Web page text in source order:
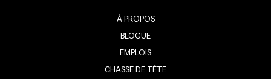
À PROPOS
BLOGUE
EMPLOIS
CHASSE DE TÊTE